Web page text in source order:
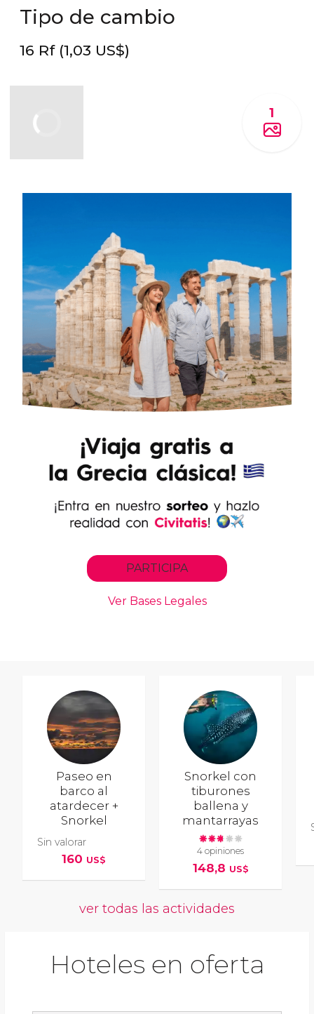
Tipo de cambio
16 Rf(1,03 US$)
1
Paseo en
barco al
atardecer +
Snorkel
Sin valorar
160 US$
Snorkel con
tiburones
ballena y
mantarrayas
4 opiniones
148,8 US$
ver todas las actividades
Hoteles en oferta